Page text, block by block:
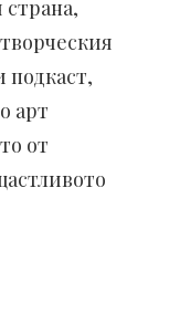
подкаст,
арт
от